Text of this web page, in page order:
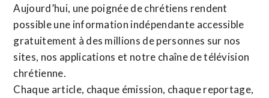
Aujourd’hui, une poignée de chrétiens rendent
possible une information indépendante accessible
gratuitement à des millions de personnes sur nos
sites, nos applications et notre chaîne de télévision
chrétienne.
Chaque article, chaque émission, chaque reportage,